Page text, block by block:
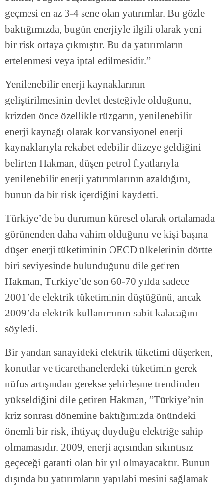
geçmesi en az 3-4 sene olan yatırımlar. Bu gözle
baktığımızda, bugün enerjiyle ilgili olarak yeni
bir risk ortaya çıkmıştır. Bu da yatırımların
ertelenmesi veya iptal edilmesidir.”
Yenilenebilir enerji kaynaklarının
geliştirilmesinin devlet desteğiyle olduğunu,
krizden önce özellikle rüzgarın, yenilenebilir
enerji kaynağı olarak konvansiyonel enerji
kaynaklarıyla rekabet edebilir düzeye geldiğini
belirten Hakman, düşen petrol fiyatlarıyla
yenilenebilir enerji yatırımlarının azaldığını,
bunun da bir risk içerdiğini kaydetti.
Türkiye’de bu durumun küresel olarak ortalamada
görünenden daha vahim olduğunu ve kişi başına
düşen enerji tüketiminin OECD ülkelerinin dörtte
biri seviyesinde bulunduğunu dile getiren
Hakman, Türkiye’de son 60-70 yılda sadece
2001’de elektrik tüketiminin düştüğünü, ancak
2009’da elektrik kullanımının sabit kalacağını
söyledi.
Bir yandan sanayideki elektrik tüketimi düşerken,
konutlar ve ticarethanelerdeki tüketimin gerek
nüfus artışından gerekse şehirleşme trendinden
yükseldiğini dile getiren Hakman, ”Türkiye’nin
kriz sonrası dönemine baktığımızda önündeki
önemli bir risk, ihtiyaç duyduğu elektriğe sahip
olmamasıdır. 2009, enerji açısından sıkıntısız
geçeceği garanti olan bir yıl olmayacaktır. Bunun
dışında bu yatırımların yapılabilmesini sağlamak